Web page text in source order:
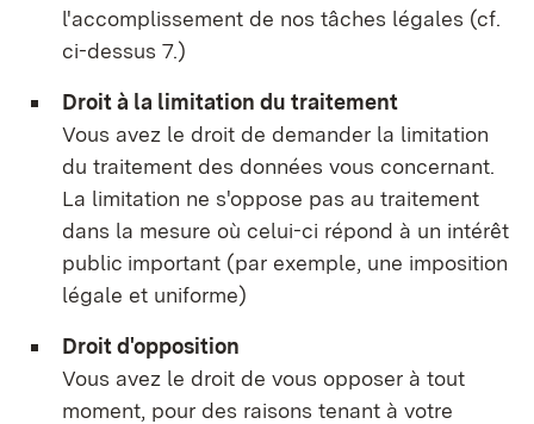
l'accomplissement de nos tâches légales (cf.
ci-dessus 7.)
Droit à la limitation du traitement
Vous avez le droit de demander la limitation
du traitement des données vous concernant.
La limitation ne s'oppose pas au traitement
dans la mesure où celui-ci répond à un intérêt
public important (par exemple, une imposition
légale et uniforme)
Droit d'opposition
Vous avez le droit de vous opposer à tout
moment, pour des raisons tenant à votre